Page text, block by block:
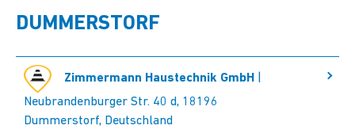
DUMMERSTORF
Zimmermann Haustechnik GmbH
Neubrandenburger Str. 40 d, 18196
Dummerstorf, Deutschland